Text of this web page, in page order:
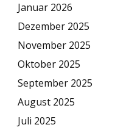
Januar 2026
Dezember 2025
November 2025
Oktober 2025
September 2025
August 2025
Juli 2025